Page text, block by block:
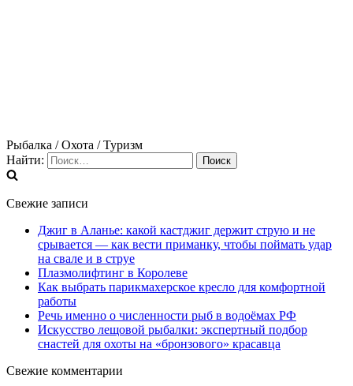
Рыбалка / Охота / Туризм
Найти:
Свежие записи
Джиг в Аланье: какой кастджиг держит струю и не
срывается — как вести приманку, чтобы поймать удар
на свале и в струе
Плазмолифтинг в Королеве
Как выбрать парикмахерское кресло для комфортной
работы
Речь именно о численности рыб в водоёмах РФ
Искусство лещовой рыбалки: экспертный подбор
снастей для охоты на «бронзового» красавца
Свежие комментарии